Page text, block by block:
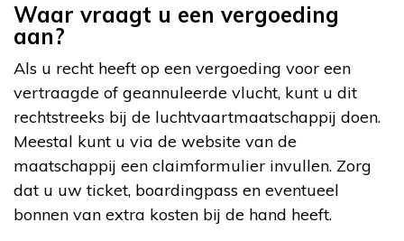
Waar vraagt u een vergoeding
aan?
Als u recht heeft op een vergoeding voor een
vertraagde of geannuleerde vlucht, kunt u dit
rechtstreeks bij de luchtvaartmaatschappij doen.
Meestal kunt u via de website van de
maatschappij een claimformulier invullen. Zorg
dat u uw ticket, boardingpass en eventueel
bonnen van extra kosten bij de hand heeft.